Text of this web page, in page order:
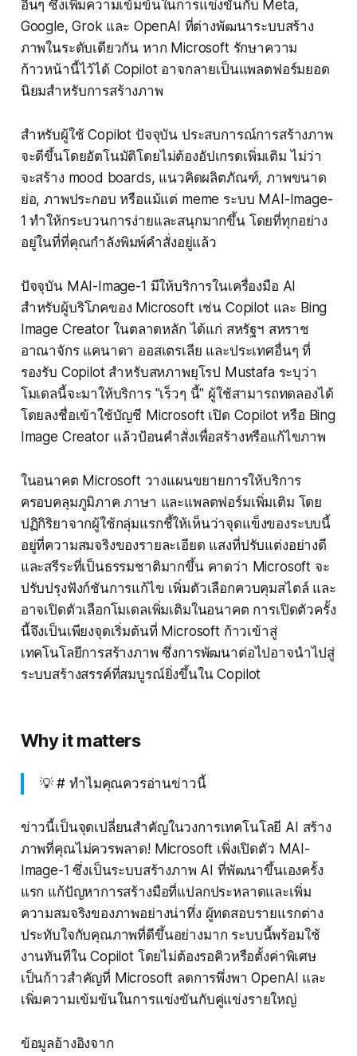
อื่นๆ ซึ่งเพิ่มความเข้มข้นในการแข่งขันกับ Meta,
Google, Grok และ OpenAI ที่ต่างพัฒนาระบบสร้าง
ภาพในระดับเดียวกัน หาก Microsoft รักษาความ
ก้าวหน้านี้ไว้ได้ Copilot อาจกลายเป็นแพลตฟอร์มยอด
นิยมสำหรับการสร้างภาพ
สำหรับผู้ใช้ Copilot ปัจจุบัน ประสบการณ์การสร้างภาพ
จะดีขึ้นโดยอัตโนมัติโดยไม่ต้องอัปเกรดเพิ่มเติม ไม่ว่า
จะสร้าง mood boards, แนวคิดผลิตภัณฑ์, ภาพขนาด
ย่อ, ภาพประกอบ หรือแม้แต่ meme ระบบ MAI-Image-
1 ทำให้กระบวนการง่ายและสนุกมากขึ้น โดยที่ทุกอย่าง
อยู่ในที่ที่คุณกำลังพิมพ์คำสั่งอยู่แล้ว
ปัจจุบัน MAI-Image-1 มีให้บริการในเครื่องมือ AI
สำหรับผู้บริโภคของ Microsoft เช่น Copilot และ Bing
Image Creator ในตลาดหลัก ได้แก่ สหรัฐฯ สหราช
อาณาจักร แคนาดา ออสเตรเลีย และประเทศอื่นๆ ที่
รองรับ Copilot สำหรับสหภาพยุโรป Mustafa ระบุว่า
โมเดลนี้จะมาให้บริการ "เร็วๆ นี้" ผู้ใช้สามารถทดลองได้
โดยลงชื่อเข้าใช้บัญชี Microsoft เปิด Copilot หรือ Bing
Image Creator แล้วป้อนคำสั่งเพื่อสร้างหรือแก้ไขภาพ
ในอนาคต Microsoft วางแผนขยายการให้บริการ
ครอบคลุมภูมิภาค ภาษา และแพลตฟอร์มเพิ่มเติม โดย
ปฏิกิริยาจากผู้ใช้กลุ่มแรกชี้ให้เห็นว่าจุดแข็งของระบบนี้
อยู่ที่ความสมจริงของรายละเอียด แสงที่ปรับแต่งอย่างดี
และสรีระที่เป็นธรรมชาติมากขึ้น คาดว่า Microsoft จะ
ปรับปรุงฟังก์ชันการแก้ไข เพิ่มตัวเลือกควบคุมสไตล์ และ
อาจเปิดตัวเลือกโมเดลเพิ่มเติมในอนาคต การเปิดตัวครั้ง
นี้จึงเป็นเพียงจุดเริ่มต้นที่ Microsoft ก้าวเข้าสู่
เทคโนโลยีการสร้างภาพ ซึ่งการพัฒนาต่อไปอาจนำไปสู่
ระบบสร้างสรรค์ที่สมบูรณ์ยิ่งขึ้นใน Copilot
Why it matters
💡 # ทำไมคุณควรอ่านข่าวนี้
ข่าวนี้เป็นจุดเปลี่ยนสำคัญในวงการเทคโนโลยี AI สร้าง
ภาพที่คุณไม่ควรพลาด! Microsoft เพิ่งเปิดตัว MAI-
Image-1 ซึ่งเป็นระบบสร้างภาพ AI ที่พัฒนาขึ้นเองครั้ง
แรก แก้ปัญหาการสร้างมือที่แปลกประหลาดและเพิ่ม
ความสมจริงของภาพอย่างน่าทึ่ง ผู้ทดสอบรายแรกต่าง
ประทับใจกับคุณภาพที่ดีขึ้นอย่างมาก ระบบนี้พร้อมใช้
งานทันทีใน Copilot โดยไม่ต้องรอคิวหรือตั้งค่าพิเศษ
เป็นก้าวสำคัญที่ Microsoft ลดการพึ่งพา OpenAI และ
เพิ่มความเข้มข้นในการแข่งขันกับคู่แข่งรายใหญ่
ข้อมูลอ้างอิงจาก